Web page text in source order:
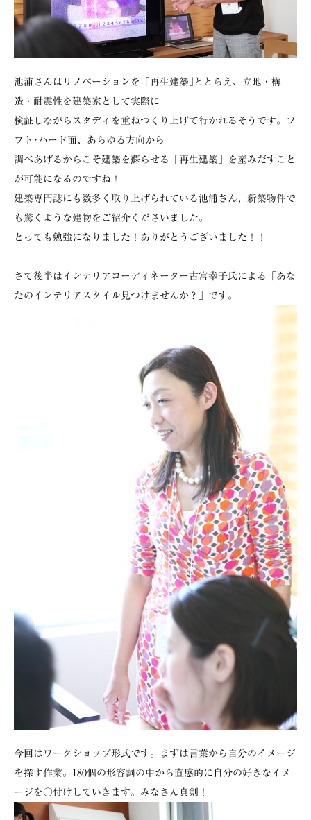
池浦さんはリノベーションを「再生建築｣ととらえ、立地・構
造・耐震性を建築家として実際に
検証しながらスタディを重ねつくり上げて行かれるそうです。ソ
フト･ハード面、あらゆる方向から
調べあげるからこそ建築を蘇らせる「再生建築」を産みだすこと
が可能になるのですね！
建築専門誌にも数多く取り上げられている池浦さん、新築物件で
も驚くような建物をご紹介くださいました。
とっても勉強になりました！ありがとうございました！！
さて後半はインテリアコーディネーター古宮幸子氏による「あな
たのインテリアスタイル見つけませんか？」です。
今回はワークショップ形式です。まずは言葉から自分のイメージ
を探す作業。180個の形容詞の中から直感的に自分の好きなイメ
ージを○付けしていきます。みなさん真剣！